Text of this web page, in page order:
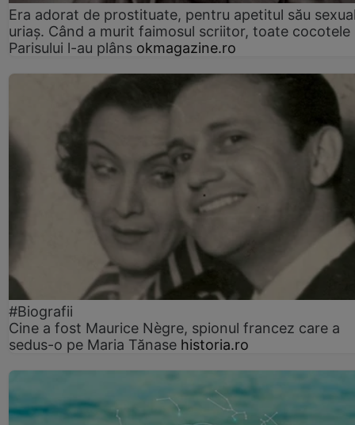
Era adorat de prostituate, pentru apetitul său
uriaș. Când a murit faimosul scriitor, toate cocotele
Parisului l-au plâns okmagazine.ro
#Biografii
Cine a fost Maurice Nègre, spionul francez care a
sedus-o pe Maria Tănase historia.ro